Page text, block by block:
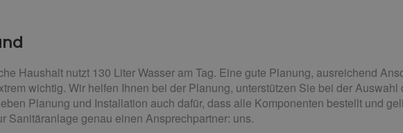
Haushalt nutzt 130 Liter Wasser am Tag. Eine gute Planung, ausreichend
wichtig. Wir helfen Ihnen bei der Planung, unterstützen Sie bei der Auswahl
Planung und Installation auch dafür, dass alle Komponenten bestellt und
Sanitäranlage genau einen Ansprechpartner: uns.